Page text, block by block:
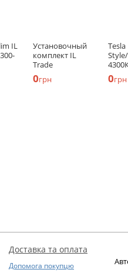
IL
Установочный
комплект IL
Trade
0грн
Tesla
0грн
Доставка та оплата
Допомога покупцю